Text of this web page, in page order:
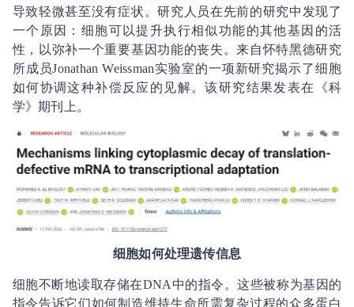
导致轻微甚至没有症状。研究人员在先前的研究中发现了
一个原因：细胞可以提升执行相似功能的其他基因的活
性，以弥补一个重要基因功能的丧失。来自怀特黑德研究
所成员Jonathan Weissman实验室的一项新研究揭示了细胞
如何协调这种补偿反应的见解。该研究结果发表在《科
学》期刊上。
细胞如何处理遗传信息
细胞不断地读取存储在DNA中的指令。这些被称为基因的
指令告诉它们如何制造维持生命所需复杂过程的众多蛋白